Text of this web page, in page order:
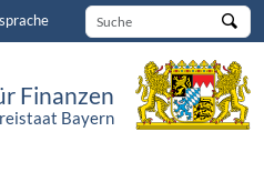
Finanzen
Bayern